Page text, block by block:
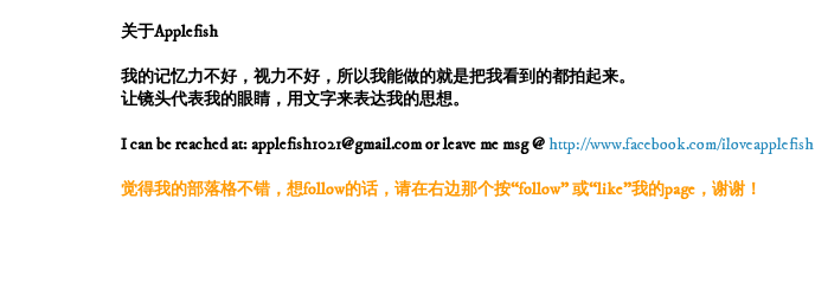
关于Applefish
我的记忆力不好，视力不好，所以我能做的就是把我看到的都拍起来。
让镜头代表我的眼睛，用文字来表达我的思想。
I can be reached at: applefish1021@gmail.com or leave me msg @http://www.facebook.com/iloveapplefish
觉得我的部落格不错，想follow的话，请在右边那个按“follow” 或“like”我的page，谢谢！